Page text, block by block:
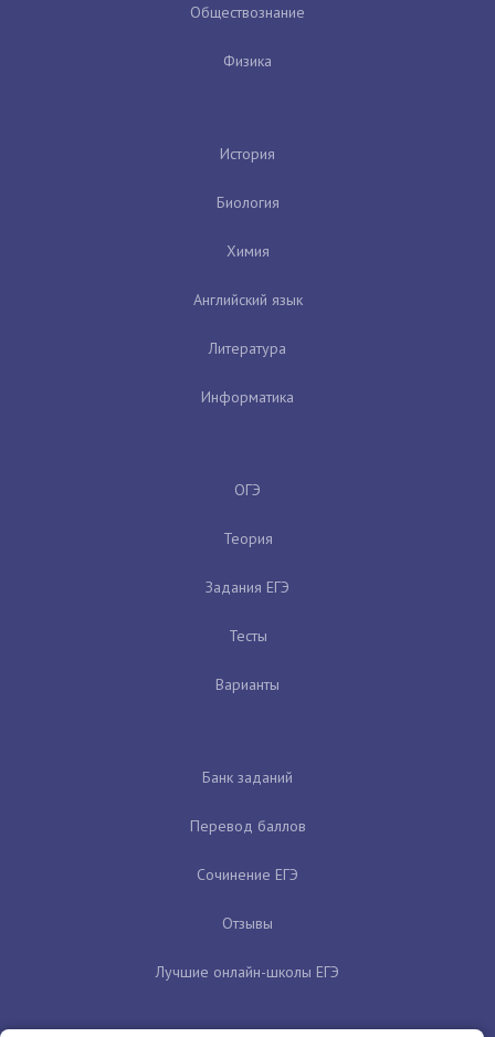
Обществознание
Физика
История
Биология
Химия
Английский язык
Литература
Информатика
ОГЭ
Теория
Задания ЕГЭ
Тесты
Варианты
Банк заданий
Перевод баллов
Сочинение ЕГЭ
Отзывы
Лучшие онлайн-школы ЕГЭ